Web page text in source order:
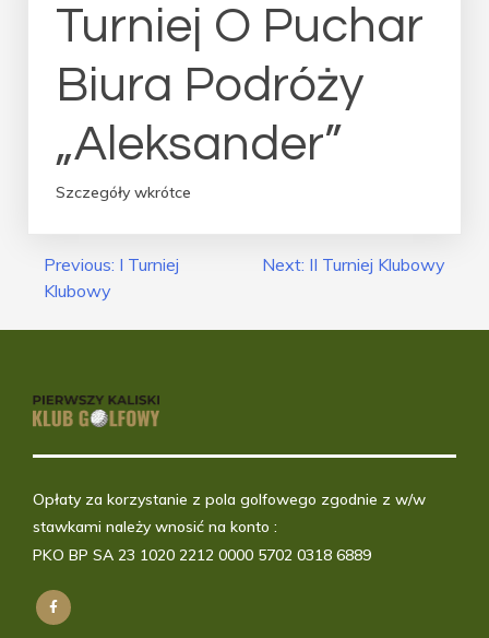
Turniej O Puchar
Biura Podróży
„Aleksander”
Szczegóły wkrótce
Nawigacja
Wpisu
Previous: I Turniej
Klubowy
Next: II Turniej Klubowy
Opłaty za korzystanie z pola golfowego zgodnie z w/w
stawkami należy wnosić na konto :
PKO BP SA 23 1020 2212 0000 5702 0318 6889